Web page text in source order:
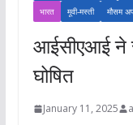
भारत
मूवी-मस्ती मौसम
आईसीएआई ने
घोषित
January 11, 2025